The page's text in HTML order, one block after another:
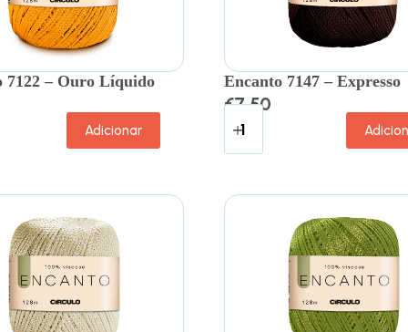
7122 – Ouro Líquido
Adicionar
Encanto 7147 – Expresso
€7.50